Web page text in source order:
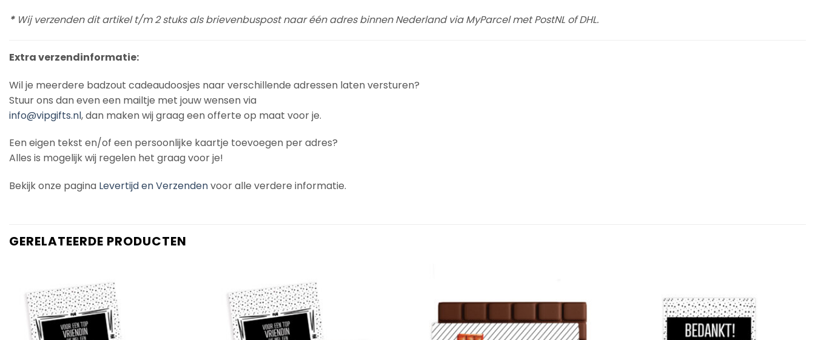
* Wij verzenden dit artikel t/m 2 stuks als brievenbuspost naar één adres binnen Nederland via MyParcel met PostNL of DHL.
Extra verzendinformatie:
Wil je meerdere badzout cadeaudoosjes naar verschillende adressen laten versturen?
Stuur ons dan even een mailtje met jouw wensen via
info@vipgifts.nl, dan maken wij graag een offerte op maat voor je.
Een eigen tekst en/of een persoonlijke kaartje toevoegen per adres?
Alles is mogelijk wij regelen het graag voor je!
Bekijk onze pagina Levertijd en Verzendenvoor alle verdere informatie.
GERELATEERDE PRODUCTEN
Wishlist